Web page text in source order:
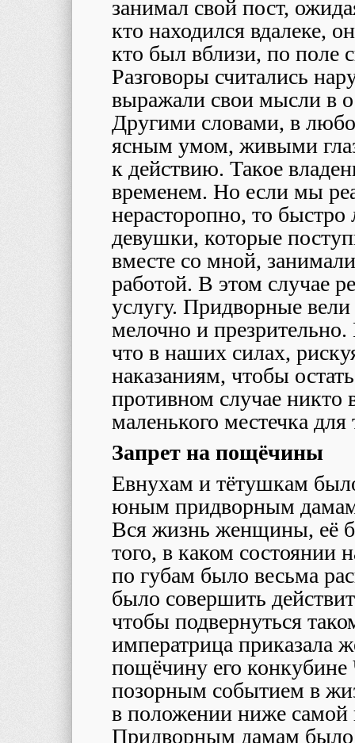
занимал свой пост,
кто находился вдалеке,
кто был вблизи, по поле
Разговоры считались
выражали свои мысли в
Другими словами, в
ясным умом, живыми
к действию. Такое
временем. Но если мы
нерасторопно, то
девушки, которые
вместе со мной,
работой. В этом случае
услугу. Придворные
мелочно и
что в наших силах,
наказаниям, чтобы
противном случае никто
маленького местечка
Запрет на пощёчины
Евнухам и тётушкам
юным придворным
Вся жизнь женщины, её
того, в каком состоянии
по губам было весьма
было совершить
чтобы подвернуться
императрица приказала
пощёчину его
позорным событием в
в положении ниже самой
Придворным дамам было